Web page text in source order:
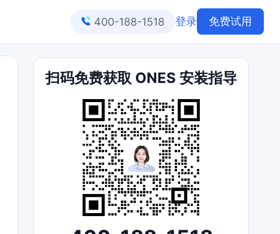
400-188-1518 登录 免费试用
扫码免费获取 ONES 安装指导